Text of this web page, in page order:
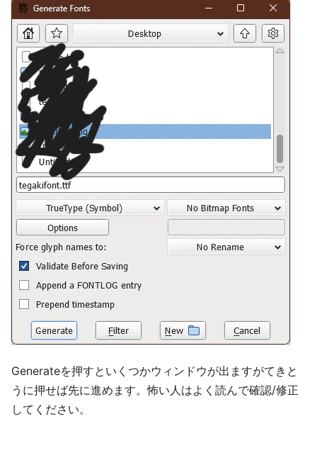
Generateを押すといくつかウィンドウが出ますがてきと
うに押せば先に進めます。怖い人はよく読んで確認/修正
してください。